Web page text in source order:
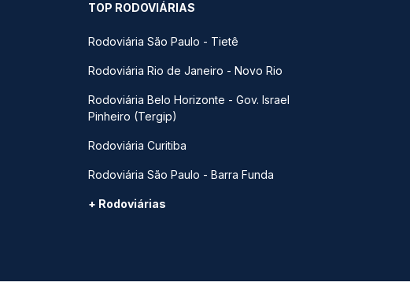
TOP RODOVIÁRIAS
Rodoviária São Paulo - Tietê
Rodoviária Rio de Janeiro - Novo Rio
Rodoviária Belo Horizonte - Gov. Israel
Pinheiro (Tergip)
Rodoviária Curitiba
Rodoviária São Paulo - Barra Funda
+ Rodoviárias